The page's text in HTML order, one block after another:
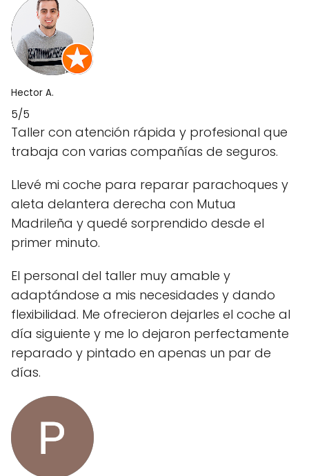
Hector A.
5/5
Taller con atención rápida y profesional que
trabaja con varias compañías de seguros.
Llevé mi coche para reparar parachoques y
aleta delantera derecha con Mutua
Madrileña y quedé sorprendido desde el
primer minuto.
El personal del taller muy amable y
adaptándose a mis necesidades y dando
flexibilidad. Me ofrecieron dejarles el coche al
día siguiente y me lo dejaron perfectamente
reparado y pintado en apenas un par de
días.